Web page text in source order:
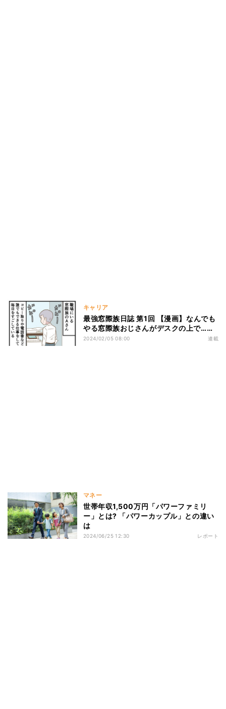
キャリア
最強窓際族日誌 第1回 【漫画】なんでも
やる窓際族おじさんがデスクの上で……
2024/02/05 08:00 連載
マネー
世帯年収1,500万円「パワーファミリ
ー」とは? 「パワーカップル」との違い
は
2024/06/25 12:30 レポート